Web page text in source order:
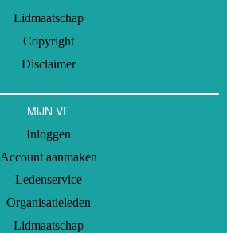
Lidmaatschap
Copyright
Disclaimer
MIJN VF
Inloggen
Account aanmaken
Ledenservice
Organisatieleden
Lidmaatschap